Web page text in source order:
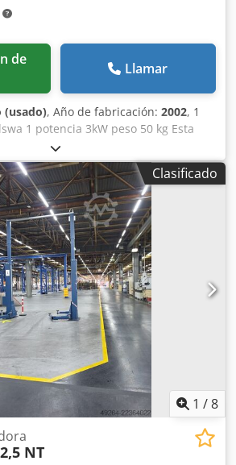
Llamar
(usado), Año de fabricación: 2002, 1
1 potencia 3kW peso 50 kg Esta
cfm solo se utilizó para aspirar en
estado
Clasificado
1 /8
NT